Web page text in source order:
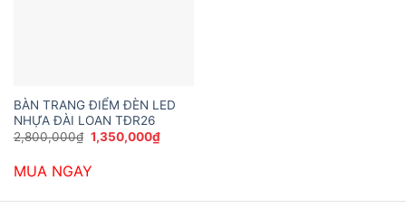
BÀN TRANG ĐIỂM ĐÈN LED
NHỰA ĐÀI LOAN TĐR26
2,800,000₫ Giá
gốc
2,800,000₫.
1,350,000₫Giá
hiện
MUA NGAY